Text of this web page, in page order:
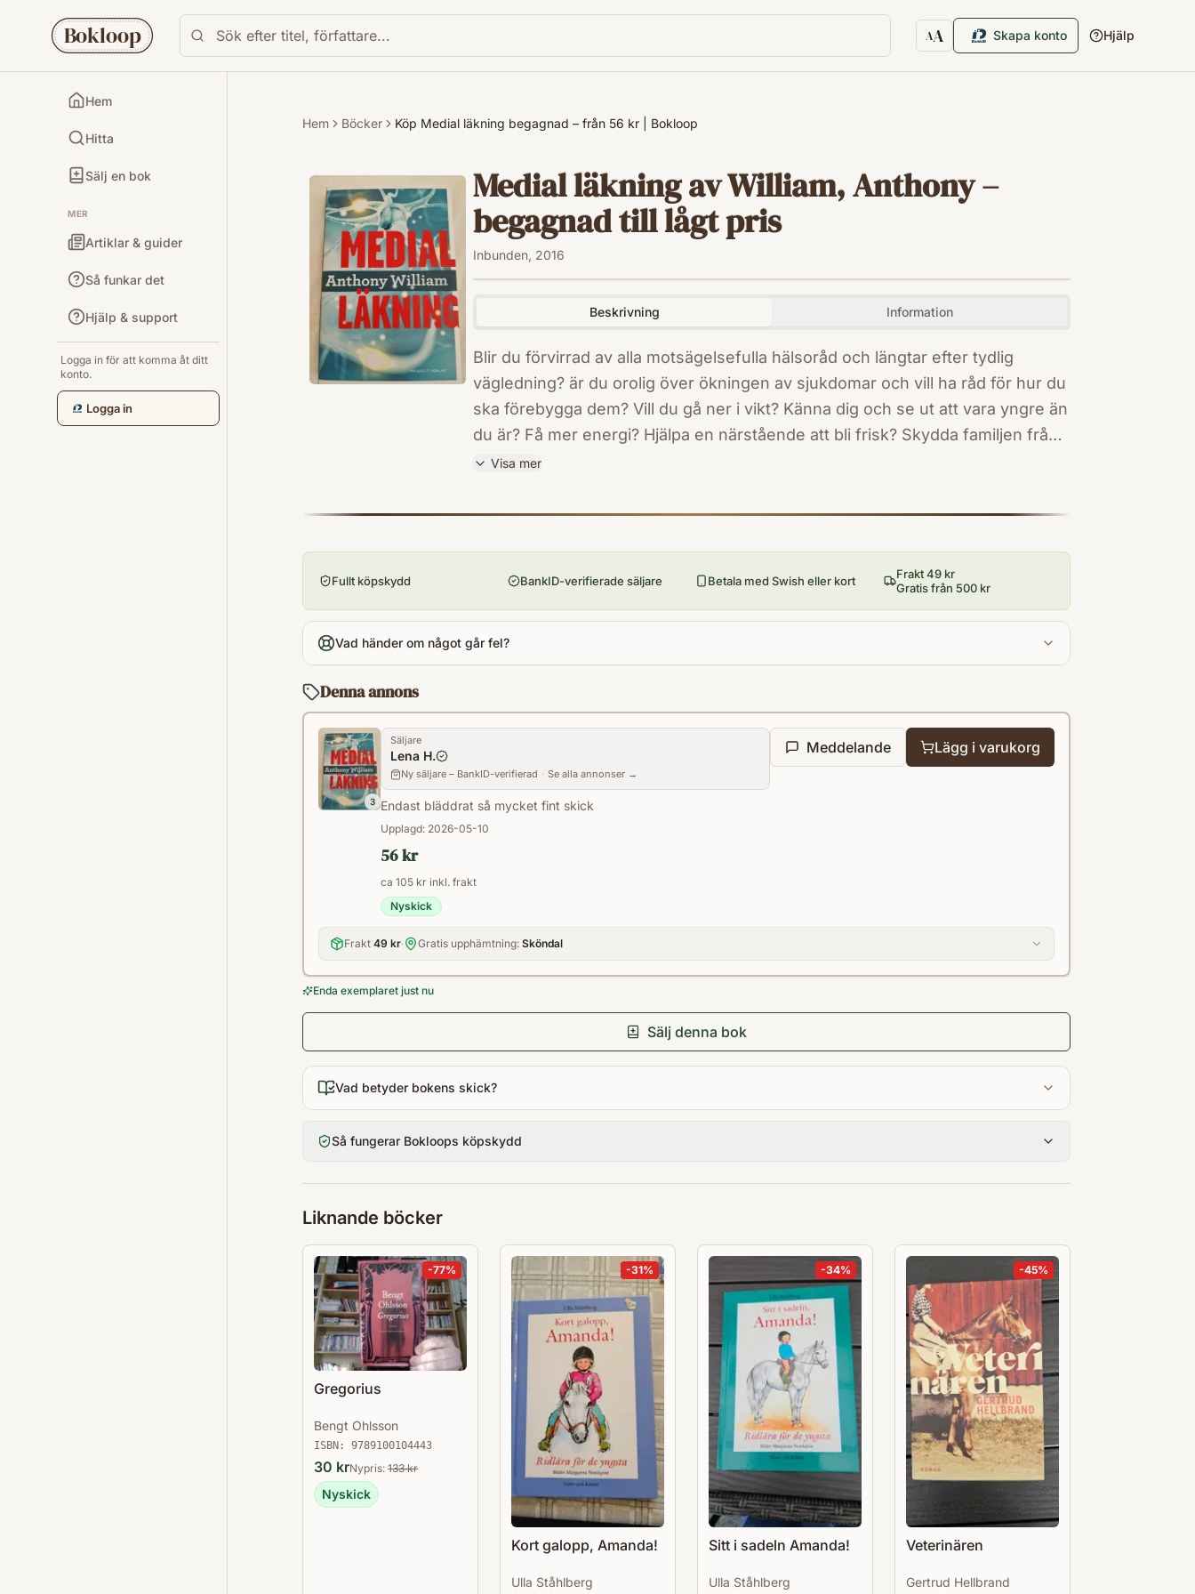
Bokloop AA
Textstorlek
Skapa konto Hjälp
Hem
Hitta
Sälj en bok
MER
Artiklar & guider
Så funkar det
Hjälp & support
Logga in för att komma åt ditt
konto.
Logga in
Hem Böcker Köp Medial läkning begagnad – från 56 kr | Bokloop
Medial läkning av William, Anthony –
begagnad till lågt pris
Inbunden, 2016
Beskrivning Information
Blir du förvirrad av alla motsägelsefulla hälsoråd och längtar efter tydlig
vägledning? är du orolig över ökningen av sjukdomar och vill ha råd för hur du
ska förebygga dem? Vill du gå ner i vikt? Känna dig och se ut att vara yngre än
du är? Få mer energi? Hjälpa en närstående att bli frisk? Skydda familjen från
sjukdomar och krämpor? Har du provat allt, varit överallt utan att ha fått den
det inte är du själv som orsakat det? Vill du känna dig som dig själv igen?
Visa mer
9789187505867
Utgivningsår
2016
Antal sidor
Format
Fullt köpskydd BankID-verifierade säljare Betala med Swish eller kort
Frakt 49 kr
Gratis från 500 kr
Vad händer om något går fel?
Denna annons
3
Säljare
Lena H.
Ny säljare – BankID-verifierad · Se alla annonser →
Endast bläddrat så mycket fint skick
Upplagd: 2026-05-10
56 kr
ca 105 kr inkl. frakt
Nyskick
Meddelande Lägg i varukorg
Frakt 49 kr· Gratis upphämtning: Sköndal
Enda exemplaret just nu
Sälj denna bok
Vad betyder bokens skick?
Så fungerar Bokloops köpskydd
Liknande böcker
-77%
Gregorius
Bengt Ohlsson
ISBN: 9789100104443
30 krNypris: 133kr
Nyskick
-31%
Kort galopp, Amanda!
Ulla Ståhlberg
-34%
Sitt i sadeln Amanda!
Ulla Ståhlberg
-45%
Veterinären
Gertrud Hellbrand